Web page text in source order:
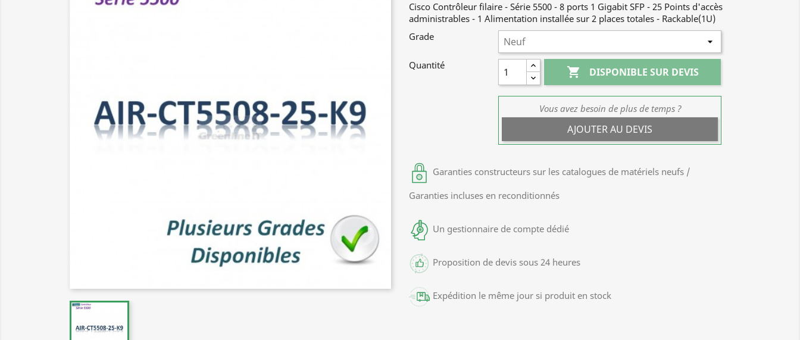
Cisco Contrôleur filaire - Série 5500 - 8 ports 1 Gigabit SFP - 25 Points d'accès
administrables - 1 Alimentation installée sur 2 places totales - Rackable(1U)
Grade
Quantité  DISPONIBLE SUR DEVIS
Vous avez besoin de plus de temps ?
AJOUTER AU DEVIS
Garanties constructeurs sur les catalogues de matériels neufs /
Garanties incluses en reconditionnés
Un gestionnaire de compte dédié
Proposition de devis sous 24 heures
Expédition le même jour si produit en stock